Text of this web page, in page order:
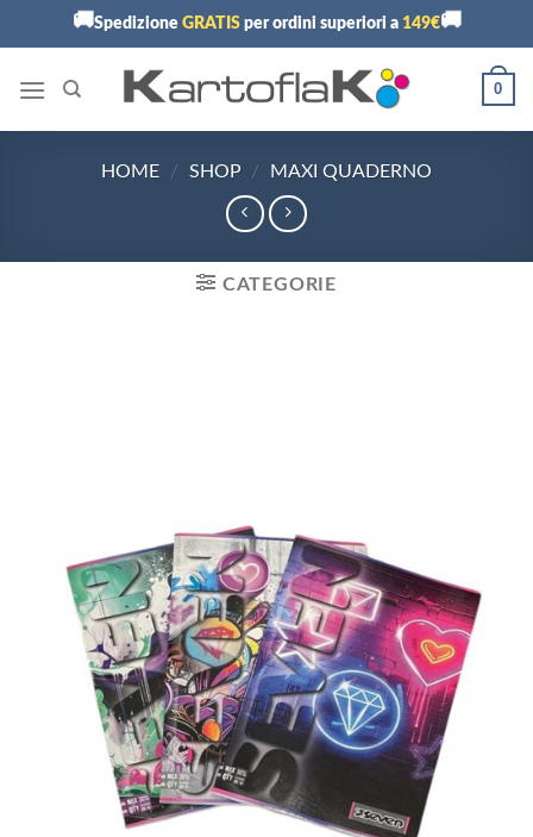
🚚Spedizione GRATISper ordini superiori a 149€🚚
0
HOME / SHOP / MAXI QUADERNO
CATEGORIE